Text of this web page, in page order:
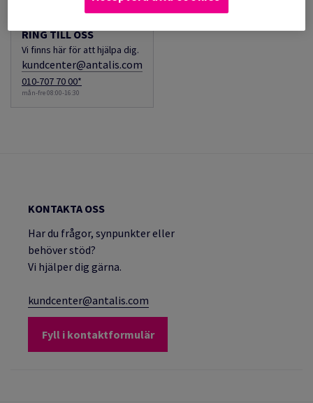
RING TILL OSS
Vi finns här för att hjälpa dig.
kundcenter@antalis.com
010-707 70 00*
mån-fre 08:00-16:30
KONTAKTA OSS
Har du frågor, synpunkter eller
behöver stöd?
Vi hjälper dig gärna.
kundcenter@antalis.com
Fyll i kontaktformulär